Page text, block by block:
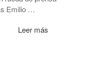
Emilio …
Leer más